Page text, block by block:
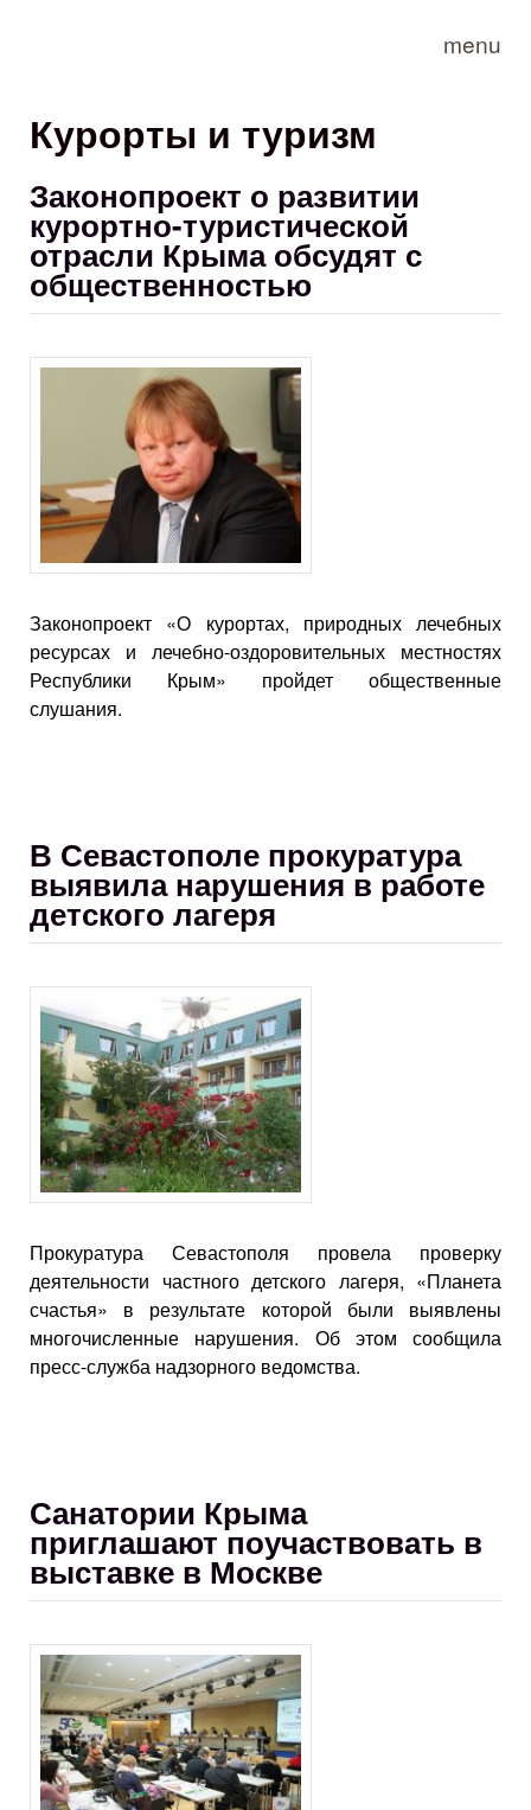
menu
Курорты и туризм
Законопроект о развитии
курортно-туристической
отрасли Крыма обсудят с
общественностью
Законопроект «О курортах, природных лечебных
ресурсах и лечебно-оздоровительных местностях
Республики Крым» пройдет общественные
слушания.
В Севастополе прокуратура
выявила нарушения в работе
детского лагеря
Прокуратура Севастополя провела проверку
деятельности частного детского лагеря, «Планета
счастья» в результате которой были выявлены
многочисленные нарушения. Об этом сообщила
пресс-служба надзорного ведомства.
Санатории Крыма
приглашают поучаствовать в
выставке в Москве